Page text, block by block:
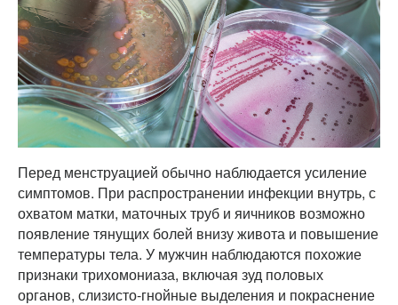
Перед менструацией обычно наблюдается усиление
симптомов. При распространении инфекции внутрь, с
охватом матки, маточных труб и яичников возможно
появление тянущих болей внизу живота и повышение
температуры тела. У мужчин наблюдаются похожие
признаки трихомониаза, включая зуд половых
органов, слизисто-гнойные выделения и покраснение